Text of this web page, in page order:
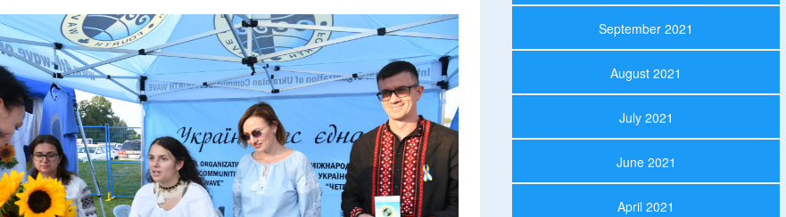
September 2021
August 2021
July 2021
June 2021
April 2021